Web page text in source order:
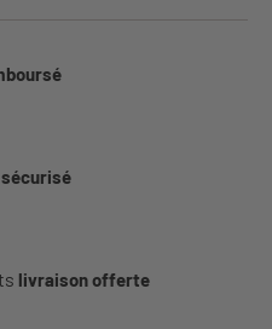
sécurisé
livraison offerte